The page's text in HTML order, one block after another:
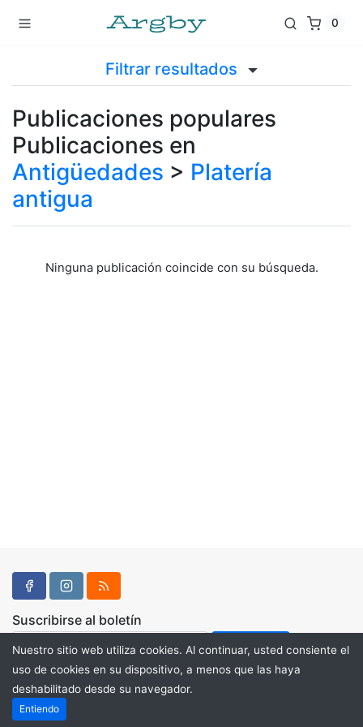
0
Filtrar resultados
Publicaciones populares
Publicaciones en
Antigüedades > Platería
antigua
Ninguna publicación coincide con su búsqueda.
Suscribirse al boletín
Powered by
Nuestro sitio web utiliza cookies. Al continuar, usted consiente el
uso de cookies en su dispositivo, a menos que las haya
deshabilitado desde su navegador.
Entiendo